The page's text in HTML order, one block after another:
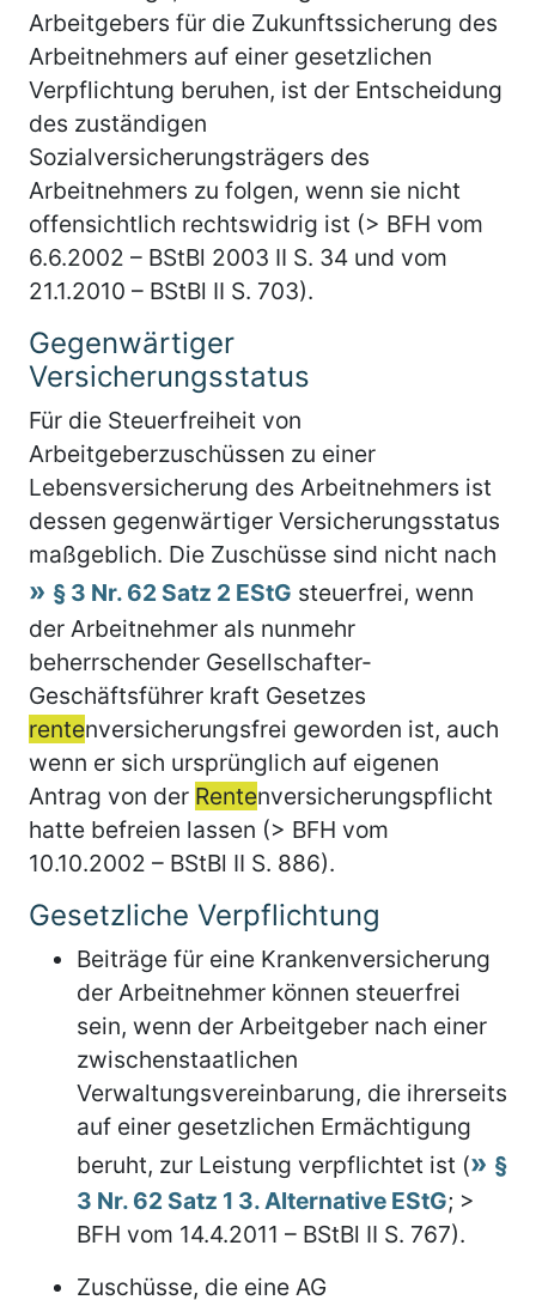
Arbeitgebers für die Zukunftssicherung des
Arbeitnehmers auf einer gesetzlichen
Verpflichtung beruhen, ist der Entscheidung
des zuständigen
Sozialversicherungsträgers des
Arbeitnehmers zu folgen, wenn sie nicht
offensichtlich rechtswidrig ist (> BFH vom
6.6.2002 – BStBl 2003 II S. 34 und vom
21.1.2010 – BStBl II S. 703).
Gegenwärtiger
Versicherungsstatus
Für die Steuerfreiheit von
Arbeitgeberzuschüssen zu einer
Lebensversicherung des Arbeitnehmers ist
dessen gegenwärtiger Versicherungsstatus
maßgeblich. Die Zuschüsse sind nicht nach
§ 3 Nr. 62 Satz 2 EStG steuerfrei, wenn
der Arbeitnehmer als nunmehr
beherrschender Gesellschafter-
Geschäftsführer kraft Gesetzes
rentenversicherungsfrei geworden ist, auch
wenn er sich ursprünglich auf eigenen
Antrag von der Rentenversicherungspflicht
hatte befreien lassen (> BFH vom
10.10.2002 – BStBl II S. 886).
Gesetzliche Verpflichtung
Beiträge für eine Krankenversicherung
der Arbeitnehmer können steuerfrei
sein, wenn der Arbeitgeber nach einer
zwischenstaatlichen
Verwaltungsvereinbarung, die ihrerseits
auf einer gesetzlichen Ermächtigung
beruht, zur Leistung verpflichtet ist (
§
3 Nr. 62 Satz 1 3. Alternative EStG; >
BFH vom 14.4.2011 – BStBl II S. 767).
Zuschüsse, die eine AG